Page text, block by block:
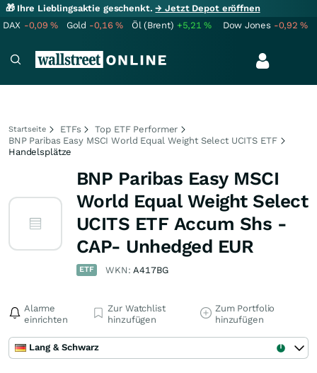
🎁 Ihre Lieblingsaktie geschenkt.→ Jetzt Depot eröffnen
DAX -0,09% Gold -0,16% Öl (Brent) +5,21% Dow Jones -0,92%
Startseite ETFs
Top ETF Performer
BNP Paribas Easy MSCI World Equal Weight Select UCITS ETF
Handelsplätze
BNP Paribas Easy MSCI
World Equal Weight Select
UCITS ETF Accum Shs -
CAP- Unhedged EUR
ETF WKN:A417BG
Alarme
einrichten
Zur Watchlist
hinzufügen
Zum Portfolio
hinzufügen
Lang & Schwarz